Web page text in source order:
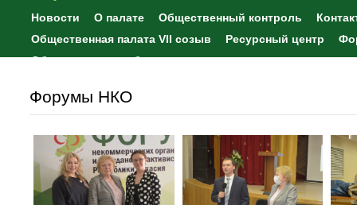
Новости О палате Общественный контроль
Общественная палата VII созыв
Ресурсный центр
Общественные наблюдения
Форумы НКО